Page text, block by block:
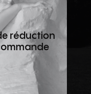
réduction